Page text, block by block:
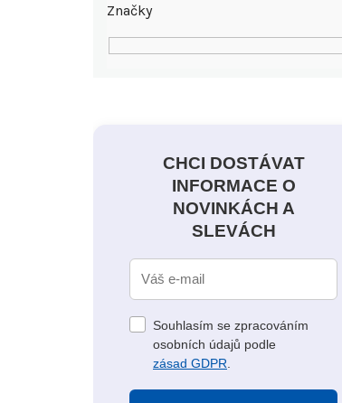
Značky
CHCI DOSTÁVAT
INFORMACE O
NOVINKÁCH A
SLEVÁCH
Souhlasím se zpracováním
osobních údajů podle
zásad GDPR